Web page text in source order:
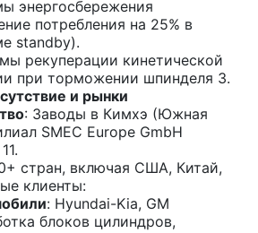
энергосбережения
потребления на 25% в
standby).
рекуперации кинетической
при торможении шпинделя 3.
и рынки
: Заводы в Кимхэ (Южная
SMEC Europe GmbH
стран, включая США, Китай,
клиенты:
: Hyundai-Kia, GM
блоков цилиндров,